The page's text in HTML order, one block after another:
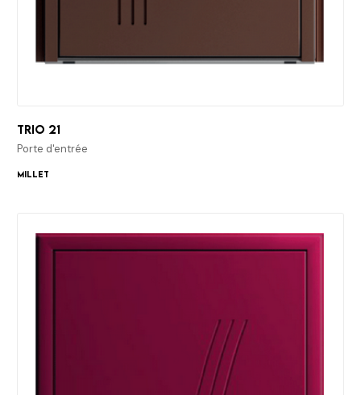
Trio 21
Porte d'entrée
Millet